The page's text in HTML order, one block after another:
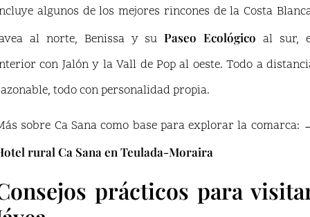
algunos de los mejores rincones de la Costa
al norte, Benissa y suPaseo Ecológico al sur,
con Jalón y la Vall de Pop al oeste. Todo a
todo con personalidad propia.
sobre Ca Sana como base para explorar la comarca:
rural Ca Sana en Teulada-Moraira
prácticos para